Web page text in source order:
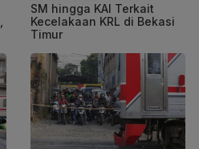
SM hingga KAI Terkait
Kecelakaan KRL di Bekasi
Timur